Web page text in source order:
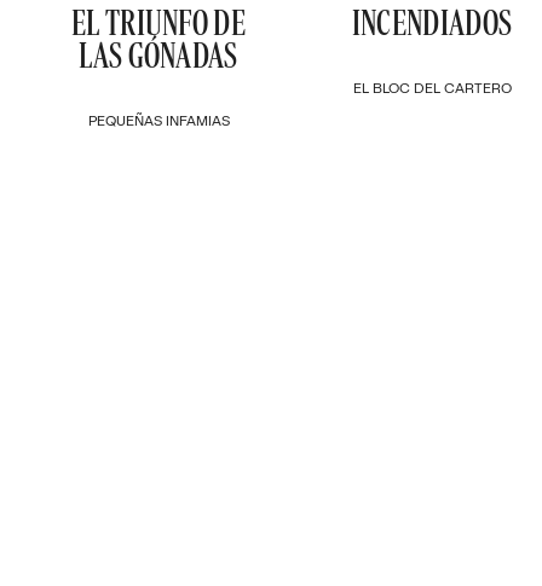
PEQUEÑAS INFAMIAS
EL TRIUNFO DE
LAS GÓNADAS
EL BLOC DEL CARTERO
INCENDIADOS